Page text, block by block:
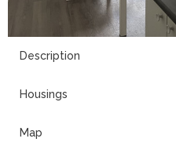
Description
Housings
Map